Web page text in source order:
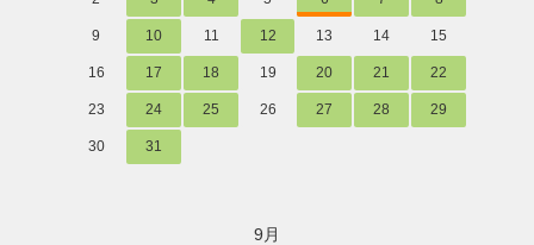
9 10 11 12 13 14 15
16 17 18 19 20 21 22
23 24 25 26 27 28 29
30 31
9月